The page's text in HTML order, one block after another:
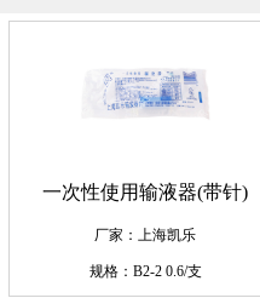
一次性使用输液器(带针)
厂家：上海凯乐
规格：B2-2 0.6/支